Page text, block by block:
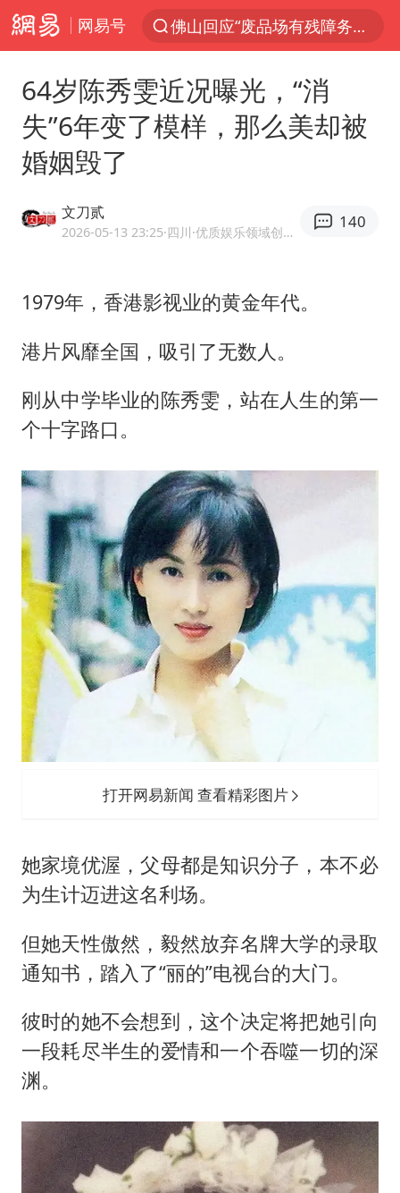
网易号
佛山回应“废品场有残障务工人员”
美股收盘：道指再创历史新高
“老头乐”悬挂“蒙H好几个8”上路
男子出狱前8天被改判死缓
13岁少年白天写作业晚上夜市炒粉
外交部回应日本将中国列为最大挑战
“中国游”持续带火“中国购”
你常吃的兰州拉面要改名了
张家界中心汽车站候车厅漏水如瀑布
坚持党全面领导和党中央集中统一领导
64岁陈秀雯近况曝光，“消
失”6年变了模样，那么美却被
婚姻毁了
文刀贰
2026-05-13 23:25·四川 ·优质娱乐领域创作者
140
1979年，香港影视业的黄金年代。
港片风靡全国，吸引了无数人。
刚从中学毕业的陈秀雯 ，站在人生的第一
个十字路口。
打开网易新闻 查看精彩图片
她家境优渥，父母都是知识分子，本不必
为生计迈进这名利场。
但她天性傲然，毅然放弃名牌大学的录取
通知书，踏入了“丽的”电视台的大门。
彼时的她不会想到，这个决定将把她引向
一段耗尽半生的爱情和一个吞噬一切的深
渊。